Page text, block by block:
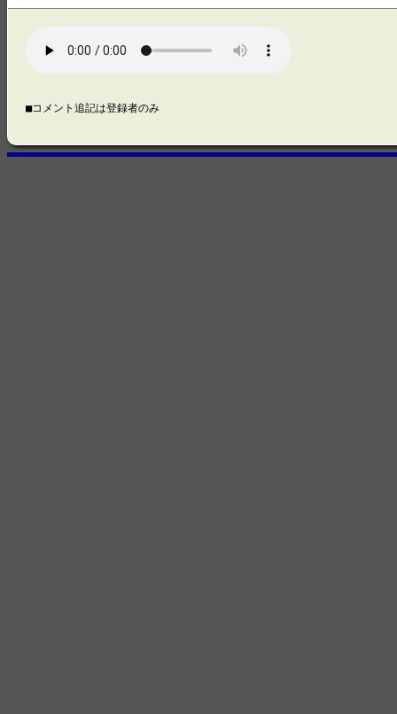
■コメント追記は登録者のみ